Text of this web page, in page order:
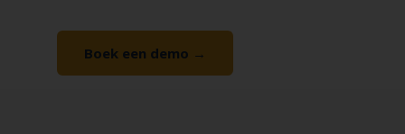
Boek een demo →